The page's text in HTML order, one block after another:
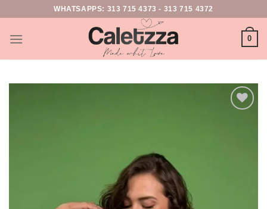
WHATSAPPS: 313 715 4373 - 313 715 4372
0